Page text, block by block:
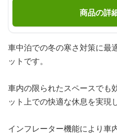
商品の詳
車中泊での冬の寒さ対策に最
ットです。
車内の限られたスペースでも
ット上での快適な休息を実現
インフレーター機能により車